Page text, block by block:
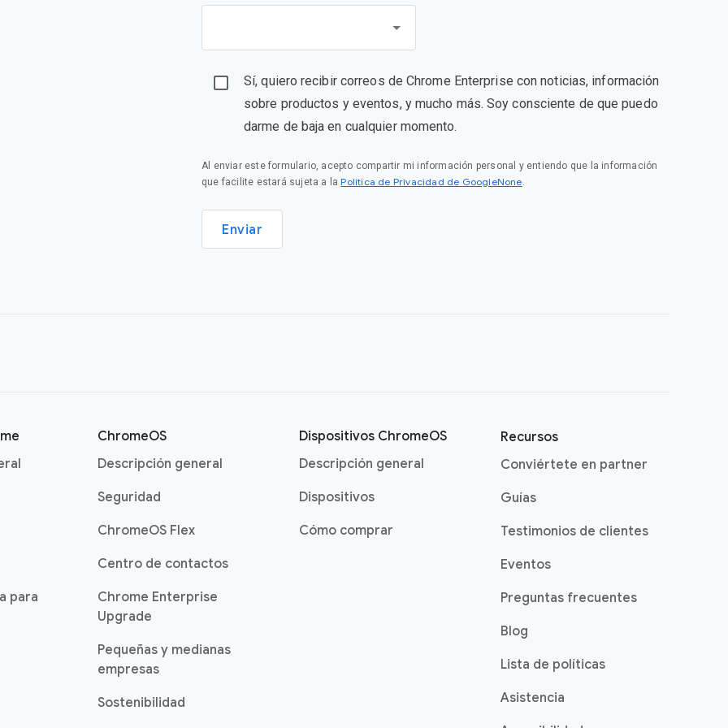
Sí, quiero recibir correos de Chrome Enterprise con noticias, información
sobre productos y eventos, y mucho más. Soy consciente de que puedo
darme de baja en cualquier momento.
Al enviar este formulario, acepto compartir mi información personal y entiendo que la información
que facilite estará sujeta a la Política de Privacidad de GoogleNone.
Enviar
para
ChromeOS
Descripción general
Seguridad
ChromeOS Flex
Centro de contactos
Chrome Enterprise
Upgrade
Pequeñas y medianas
empresas
Sostenibilidad
Dispositivos ChromeOS
Descripción general
Dispositivos
Cómo comprar
Recursos
Conviértete en partner
Guías
Testimonios de clientes
Eventos
Preguntas frecuentes
Blog
Lista de políticas
Asistencia